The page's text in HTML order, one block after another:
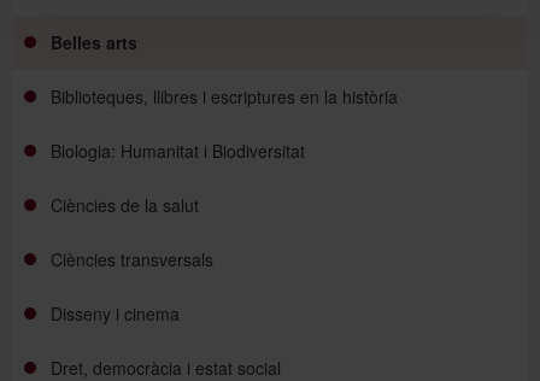
Belles arts
Biblioteques, llibres i escriptures en la història
Biologia: Humanitat i Biodiversitat
Ciències de la salut
Ciències transversals
Disseny i cinema
Dret, democràcia i estat social